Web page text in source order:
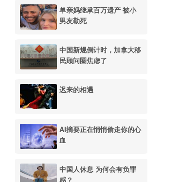
单亲妈继承百万遗产 被小
男友勒死
中国新规倒计时，加拿大移
民顾问圈焦虑了
迟来的相遇
AI摘要正在悄悄偷走你的心
血
中国人休息 为何会有负罪
感？